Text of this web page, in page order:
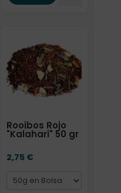
Rooibos Rojo
"Kalahari" 50 gr
2,75 €